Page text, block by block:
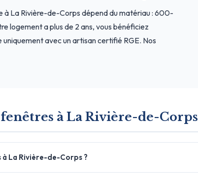
La Rivière-de-Corps dépend du matériau : 600-
logement a plus de 2 ans, vous bénéficiez
avec un artisan certifié RGE. Nos
à La Rivière-de-Corps
La Rivière-de-Corps ?